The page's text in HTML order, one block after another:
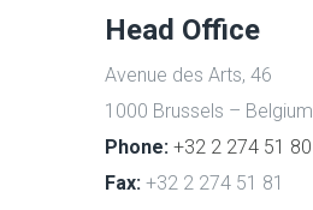
Head Office
Avenue des Arts, 46
1000 Brussels – Belgium
Phone: +32 2 274 51 80
Fax: +32 2 274 51 81